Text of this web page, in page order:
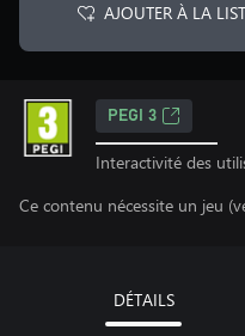
AJOUTER À LA
PEGI 3
Interactivité des
Ce contenu nécessite un jeu
DÉTAILS